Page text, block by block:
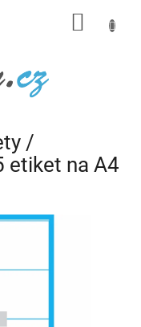
/
etiket na A4